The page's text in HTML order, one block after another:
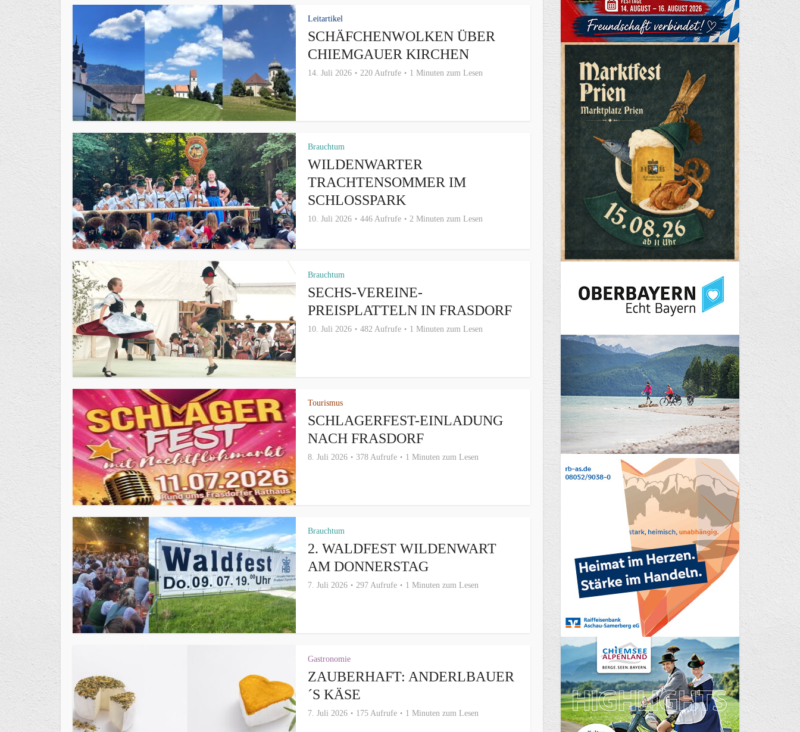
Leitartikel
SCHÄFCHENWOLKEN ÜBER
CHIEMGAUER KIRCHEN
14. Juli 2026 220 Aufrufe 1 Minuten zum Lesen
Brauchtum
WILDENWARTER
TRACHTENSOMMER IM
SCHLOSSPARK
10. Juli 2026 446 Aufrufe 2 Minuten zum Lesen
Brauchtum
SECHS-VEREINE-
PREISPLATTELN IN FRASDORF
10. Juli 2026 482 Aufrufe 1 Minuten zum Lesen
Tourismus
SCHLAGERFEST-EINLADUNG
NACH FRASDORF
8. Juli 2026 378 Aufrufe 1 Minuten zum Lesen
Brauchtum
2. WALDFEST WILDENWART
AM DONNERSTAG
7. Juli 2026 297 Aufrufe 1 Minuten zum Lesen
Gastronomie
ZAUBERHAFT: ANDERLBAUER
´S KÄSE
7. Juli 2026 175 Aufrufe 1 Minuten zum Lesen